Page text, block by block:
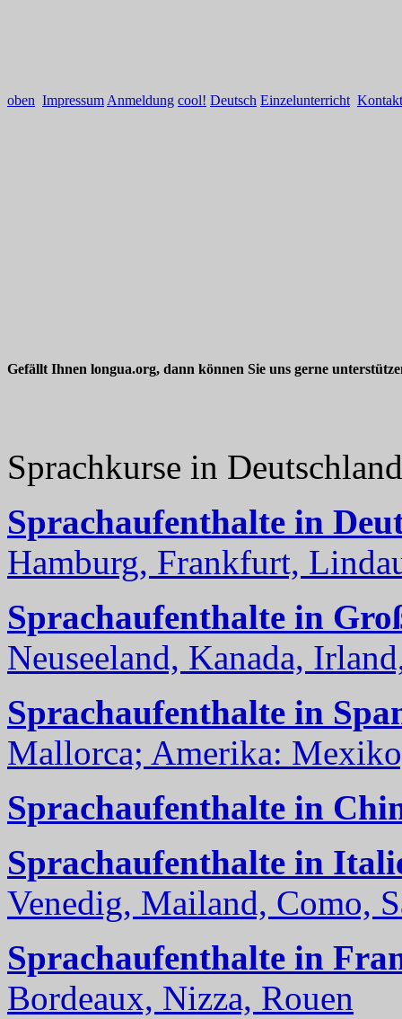
oben Impressum Anmeldung cool! Deutsch Einzelunterricht Kontakt
Gefällt Ihnen longua.org, dann können Sie uns gerne
Sprachkurse in
Sprachaufenthalte in
Hamburg, Frankfurt,
Sprachaufenthalte in
Neuseeland, Kanada,
Sprachaufenthalte in
Mallorca; Amerika:
Sprachaufenthalte in
Sprachaufenthalte in
Venedig, Mailand, Como,
Sprachaufenthalte in
Bordeaux, Nizza, Rouen